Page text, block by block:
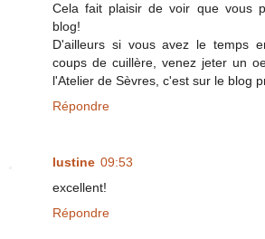
Cela fait plaisir de voir que vous
blog!
D'ailleurs si vous avez le temps
coups de cuillère, venez jeter un
l'Atelier de Sèvres, c'est sur le blog
Répondre
lustine 09:53
excellent!
Répondre